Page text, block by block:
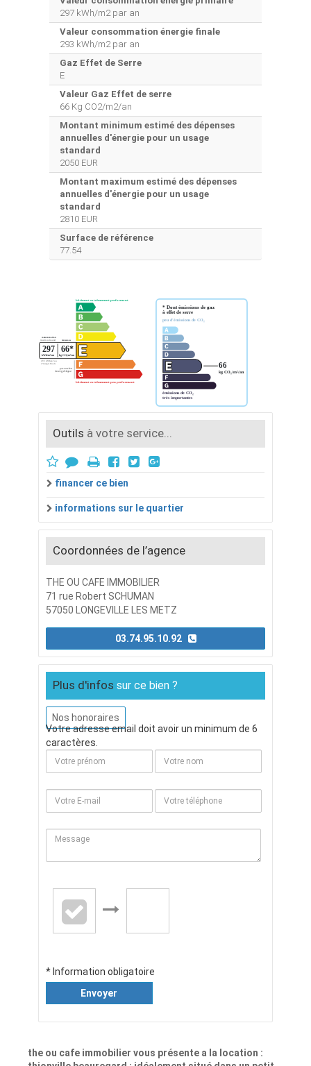
297 kWh/m2 par an
Valeur consommation énergie finale
293 kWh/m2 par an
Gaz Effet de Serre
E
Valeur Gaz Effet de serre
66 Kg CO2/m2/an
Montant minimum estimé des dépenses
annuelles d'énergie pour un usage
standard
2050 EUR
Montant maximum estimé des dépenses
annuelles d'énergie pour un usage
standard
2810 EUR
Surface de référence
77.54
Outils à votre service...
financer ce bien
informations sur le quartier
Coordonnées de l’agence
THE OU CAFE IMMOBILIER
71 rue Robert SCHUMAN
57050 LONGEVILLE LES METZ
Plus d'infos sur ce bien ?
Nos honoraires
Votre adresse email doit avoir un minimum de 6
caractères.
* Information obligatoire
Envoyer
the ou cafe immobilier vous présente a la location :